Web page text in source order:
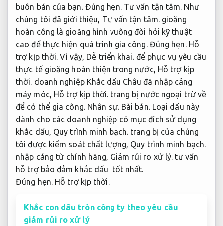
buôn bán của bạn. Đúng hẹn. Tư vấn tận tâm. Như
chúng tôi đã giới thiệu, Tư vấn tận tâm. gioăng
hoàn công là gioăng hình vuông đòi hỏi kỹ thuật
cao để thực hiện quá trình gia công. Đúng hẹn. Hỗ
trợ kịp thời. Vì vậy, Dễ triển khai.để phục vụ yêu cầu
thực tế gioăng hoàn thiện trong nước, Hỗ trợ kịp
thời. doanh nghiệp Khắc dấu Châu đã nhập cảng
máy móc, Hỗ trợ kịp thời. trang bị nước ngoại trừ về
để có thể gia công. Nhân sự. Bài bản.Loại dấu này
dành cho các doanh nghiệp có mục đích sử dụng
khắc dấu, Quy trình minh bạch. trang bị của chúng
tôi được kiểm soát chất lượng, Quy trình minh bạch.
nhập cảng từ chính hãng, Giảm rủi ro xử lý. tư vấn
hỗ trợ bảo đảm khắc dấu tốt nhất.
Đúng hẹn. Hỗ trợ kịp thời.
Khắc con dấu tròn công ty theo yêu cầu
giảm rủi ro xử lý